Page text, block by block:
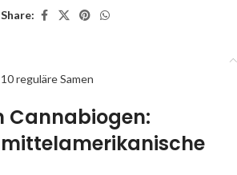
Share:
reguläre Samen
Cannabiogen: